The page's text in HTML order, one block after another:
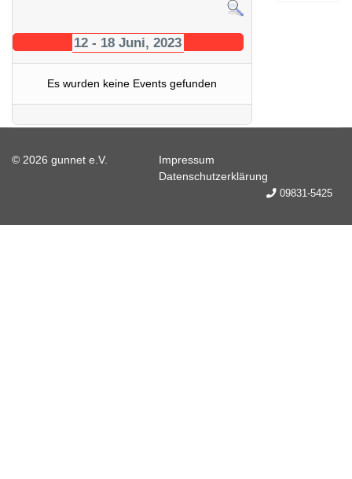
12 - 18 Juni, 2023
Es wurden keine Events gefunden
© 2026 gunnet e.V.
Impressum
Datenschutzerklärung
09831-5425